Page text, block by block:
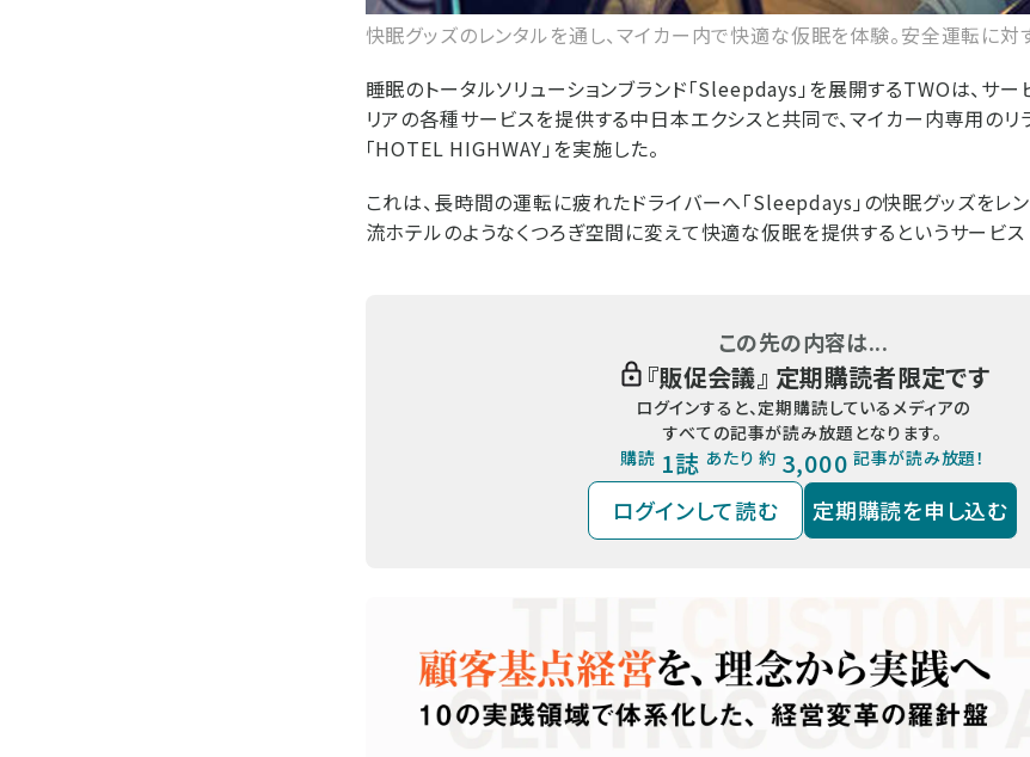
快眠グッズのレンタルを通し、マイカー内で快適な仮眠を体験。安全運転に対
睡眠のトータルソリューションブランド「Sleepdays」を展開するTWOは、サー
リアの各種サービスを提供する中日本エクシスと共同で、マイカー内専用のリ
「HOTEL HIGHWAY」を実施した。
これは、長時間の運転に疲れたドライバーへ「Sleepdays」の快眠グッズをレ
流ホテルのようなくつろぎ空間に変えて快適な仮眠を提供するというサービス
この先の内容は...
『販促会議』 定期購読者限定です
ログインすると、定期購読しているメディアの
すべての記事が読み放題となります。
購読 1誌 あたり 約 3,000 記事が読み放題！
ログインして読む 定期購読を申し込む